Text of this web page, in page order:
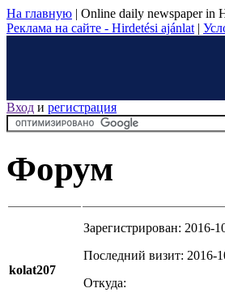
На главную | Online daily newspaper in
Реклама на сайте - Hirdetési ajánlat |
Вход и регистрация
Форум
kolat207
Зарегистрирован: 2016-
Последний визит: 2016-
Откуда: